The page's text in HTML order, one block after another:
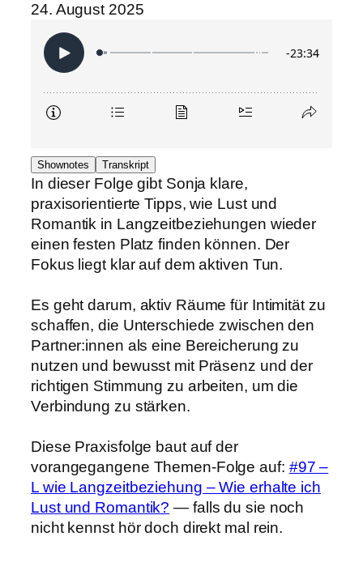
24. August 2025
Shownotes Transkript
In dieser Folge gibt Sonja klare,
praxisorientierte Tipps, wie Lust und
Romantik in Langzeitbeziehungen wieder
einen festen Platz finden können. Der
Fokus liegt klar auf dem aktiven Tun.
Es geht darum, aktiv Räume für Intimität zu
schaffen, die Unterschiede zwischen den
Partner:innen als eine Bereicherung zu
nutzen und bewusst mit Präsenz und der
richtigen Stimmung zu arbeiten, um die
Verbindung zu stärken.
Diese Praxisfolge baut auf der
vorangegangene Themen-Folge auf: #97 –
L wie Langzeitbeziehung – Wie erhalte ich
Lust und Romantik? — falls du sie noch
nicht kennst hör doch direkt mal rein.